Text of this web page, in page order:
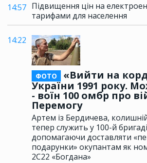
14:57 Підвищення цін на
тарифами для населення
14:22
ФОТО
«Вийти на
України 1991 року.
- воїн 100 омбр про
Перемогу
Артем із Бердичева,
тепер служить у 100-й
допомагаючи доставляти
подарунки» окупантам як
2С22 «Богдана»